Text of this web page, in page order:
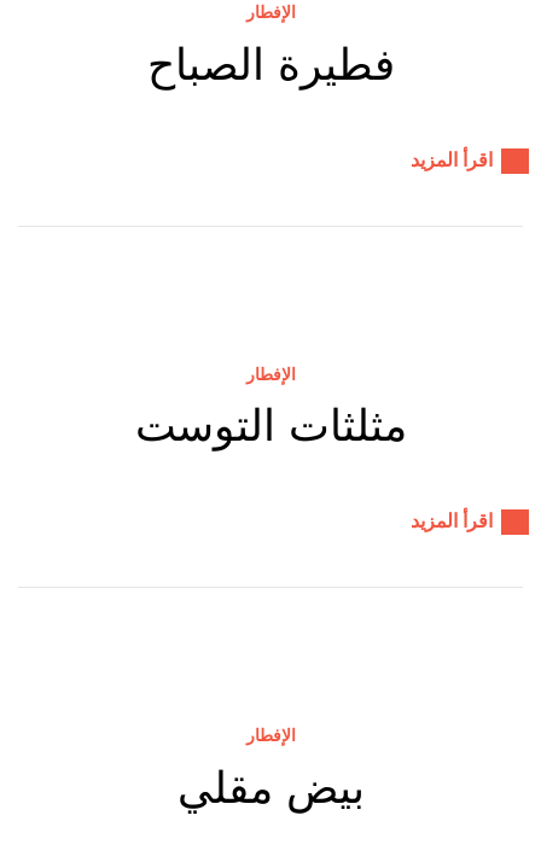
الإفطار
فطيرة الصباح
اقرأ المزيد
الإفطار
مثلثات التوست
اقرأ المزيد
الإفطار
بيض مقلي